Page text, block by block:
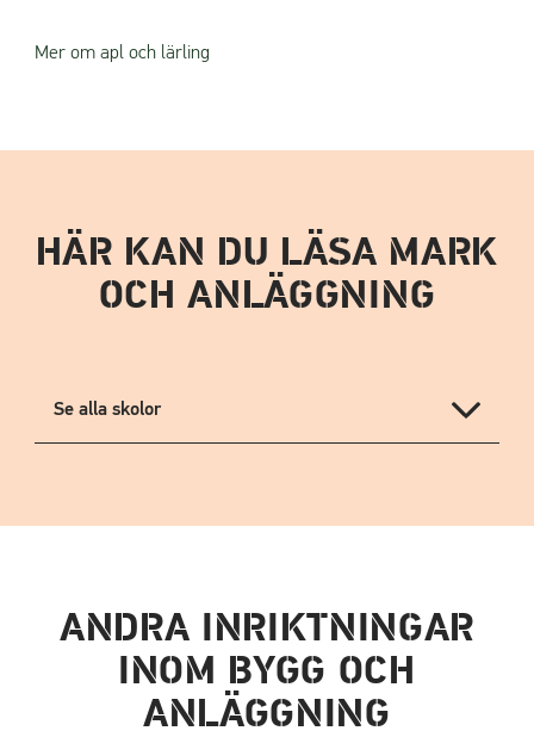
Mer om apl och lärling
HÄR KAN DU LÄSA MARK
OCH ANLÄGGNING
Se alla skolor
ANDRA INRIKTNINGAR
INOM BYGG OCH
ANLÄGGNING